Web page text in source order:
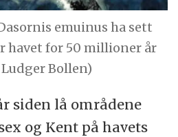
emuinus ha sett
havet for 50 millioner år
Bollen)
siden lå områdene
og Kent på havets